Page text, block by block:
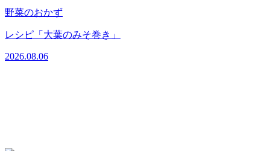
野菜のおかず
レシピ「大葉のみそ巻き」
2026.08.06